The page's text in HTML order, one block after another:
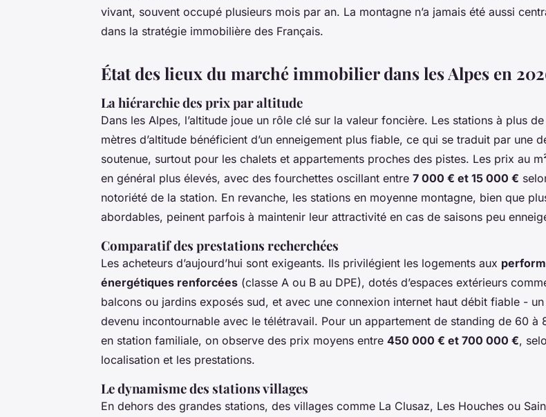
vivant, souvent occupé plusieurs mois par an. La montagne n’a jamais été aussi
dans la stratégie immobilière des Français.
État des lieux du marché immobilier dans les Alpes en
La hiérarchie des prix par altitude
Dans les Alpes, l’altitude joue un rôle clé sur la valeur foncière. Les stations à plus
mètres d’altitude bénéficient d’un enneigement plus fiable, ce qui se traduit par une
soutenue, surtout pour les chalets et appartements proches des pistes. Les prix au
en général plus élevés, avec des fourchettes oscillant entre 7 000 € et 15 000 €
notoriété de la station. En revanche, les stations en moyenne montagne, bien que
abordables, peinent parfois à maintenir leur attractivité en cas de saisons peu
Comparatif des prestations recherchées
Les acheteurs d’aujourd’hui sont exigeants. Ils privilégient les logements aux
énergétiques renforcées (classe A ou B au DPE), dotés d’espaces extérieurs
balcons ou jardins exposés sud, et avec une connexion internet haut débit fiable -
devenu incontournable avec le télétravail. Pour un appartement de standing de 60 à
en station familiale, on observe des prix moyens entre 450 000 € et 700 000 €,
localisation et les prestations.
Le dynamisme des stations villages
En dehors des grandes stations, des villages comme La Clusaz, Les Houches ou